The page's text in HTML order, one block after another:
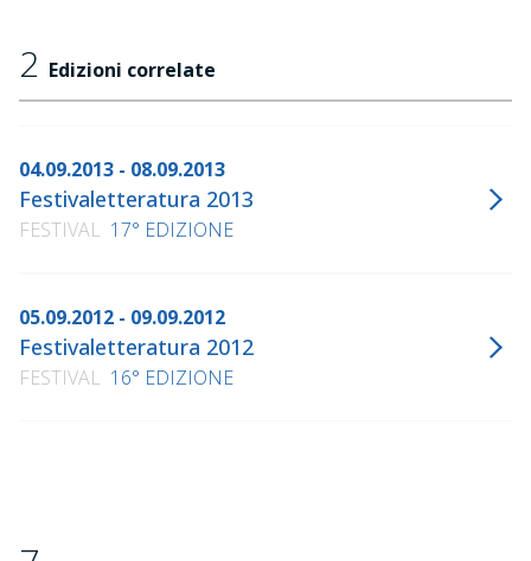
2 Edizioni correlate
04.09.2013 - 08.09.2013
Festivaletteratura 2013
FESTIVAL 17° EDIZIONE
05.09.2012 - 09.09.2012
Festivaletteratura 2012
FESTIVAL 16° EDIZIONE